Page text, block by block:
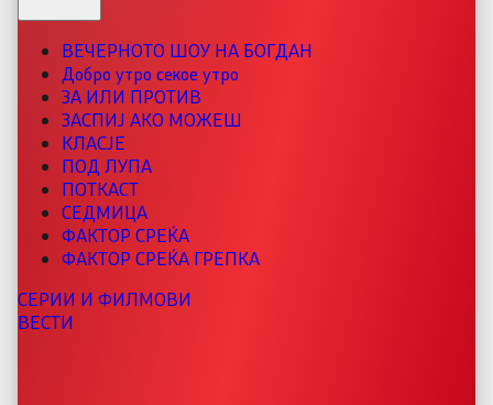
ВЕЧЕРНОТО ШОУ НА БОГДАН
Добро утро секое утро
ЗА ИЛИ ПРОТИВ
ЗАСПИЈ АКО МОЖЕШ
КЛАСЈЕ
ПОД ЛУПА
ПОТКАСТ
СЕДМИЦА
ФАКТОР СРЕЌА
ФАКТОР СРЕЌА ГРЕПКА
СЕРИИ И ФИЛМОВИ
ВЕСТИ